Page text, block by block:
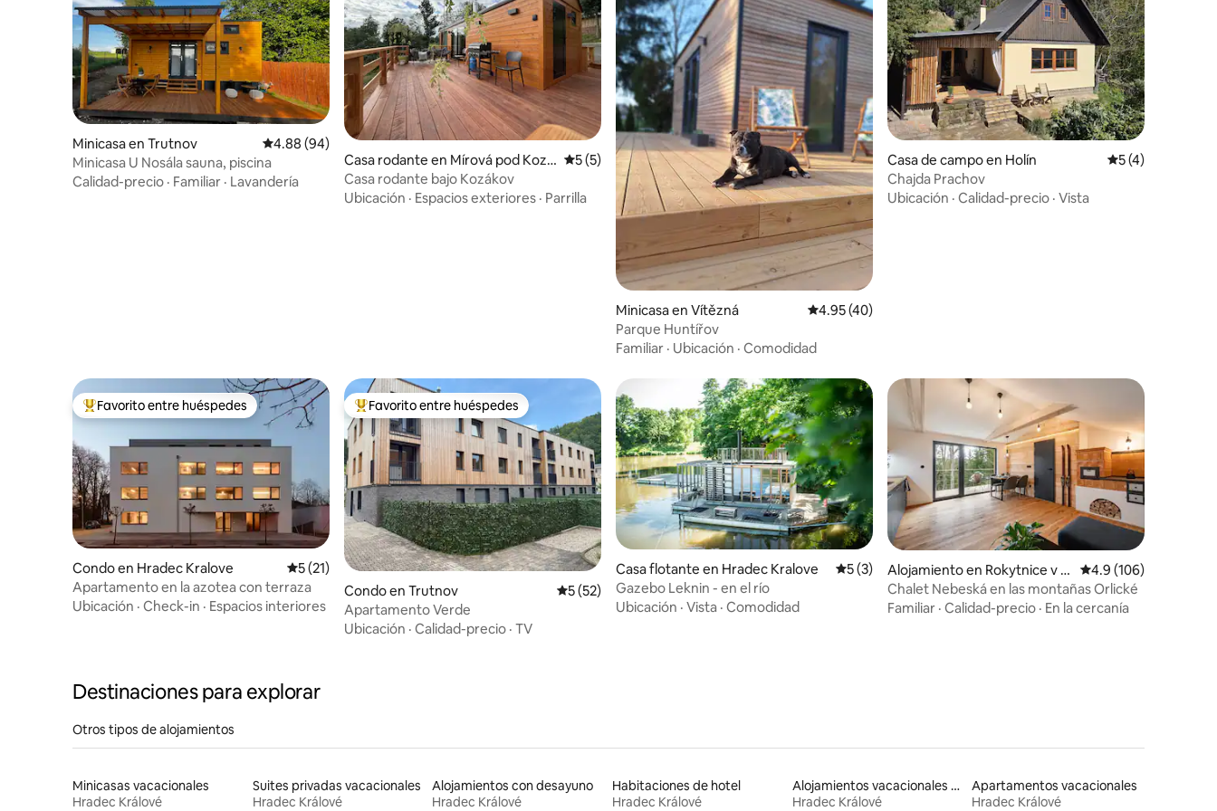
Minicasa en Trutnov Calificación promedio: 4.88 de 5, 94 reseñas
4.88 (94)
Minicasa U Nosála sauna, piscina
Calidad-precio · Familiar · Lavandería
Casa rodante en Mírová pod Kozá
kovem
Calificación promedio: 5 de 5, 5 reseñas
5 (5)
Casa rodante bajo Kozákov
Ubicación · Espacios exteriores · Parrilla
Minicasa en Vítězná Calificación promedio: 4.95 de 5, 40 reseñas
4.95 (40)
Parque Huntířov
Familiar · Ubicación · Comodidad
Casa de campo en Holín Calificación
5 (4)
Chajda Prachov
Ubicación · Calidad-precio · Vista
Favorito entre huéspedes preferido
Favorito entre huéspedes
Condo en Hradec Kralove Calificación promedio: 5 de 5, 21 reseñas
5 (21)
Apartamento en la azotea con terraza
Ubicación · Check-in · Espacios interiores
Favorito entre huéspedes preferido
Favorito entre huéspedes
Condo en Trutnov Calificación promedio: 5 de 5, 52 reseñas
5 (52)
Apartamento Verde
Ubicación · Calidad-precio · TV
Casa flotante en Hradec Kralove Calificación promedio: 5 de 5, 3 reseñas
5 (3)
Gazebo Leknin - en el río
Ubicación · Vista · Comodidad
Alojamiento en Rokytnice v O
rlických horách
Calificación
4.9 (106)
Chalet Nebeská en las montañas Orlické
Familiar · Calidad-precio · En la cercanía
Destinaciones para explorar
Otros tipos de alojamientos
Minicasas vacacionales
Hradec Králové
Suites privadas vacacionales
Hradec Králové
Alojamientos con desayuno
Hradec Králové
Habitaciones de hotel
Hradec Králové
Alojamientos vacacionales con entrada y salida de pistas de esquí
Hradec Králové
Apartamentos vacacionales
Hradec Králové